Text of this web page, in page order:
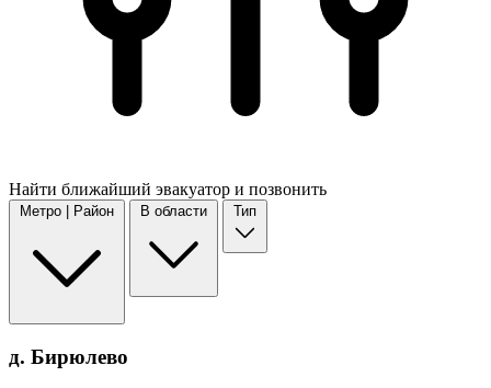
Найти ближайший эвакуатор и позвонить
Метро | Район В области Тип
д. Бирюлево